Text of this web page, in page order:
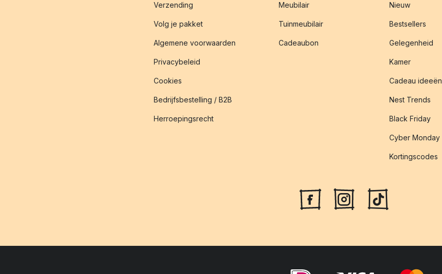
Verzending
Volg je pakket
Algemene voorwaarden
Privacybeleid
Cookies
Bedrijfsbestelling / B2B
Herroepingsrecht
Meubilair
Tuinmeubilair
Cadeaubon
Nieuw
Bestsellers
Gelegenheid
Kamer
Cadeau ideeën
Nest Trends
Black Friday
Cyber Monday
Kortingscodes